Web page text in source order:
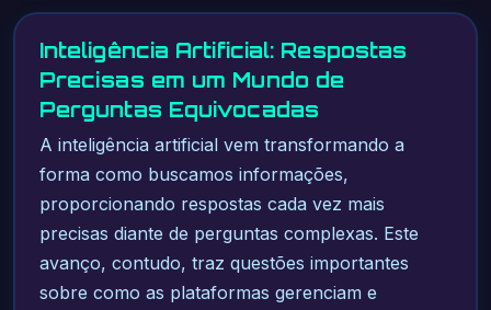
Inteligência Artificial: Respostas
Precisas em um Mundo de
Perguntas Equivocadas
A inteligência artificial vem transformando a
forma como buscamos informações,
proporcionando respostas cada vez mais
precisas diante de perguntas complexas. Este
avanço, contudo, traz questões importantes
sobre como as plataformas gerenciam e